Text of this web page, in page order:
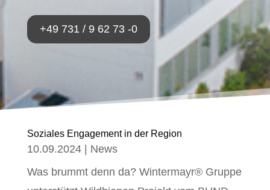
+49 731 / 9 62 73 -0
Soziales Engagement in der Region
10.09.2024| News
Was brummt denn da? Wintermayr® Gruppe